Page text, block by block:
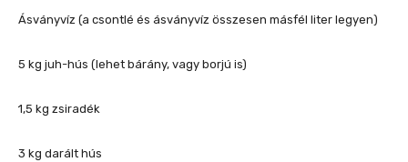
Ásványvíz (a csontlé és ásványvíz összesen másfél liter legyen)
5 kg juh-hús (lehet bárány, vagy borjú is)
1,5 kg zsiradék
3 kg darált hús